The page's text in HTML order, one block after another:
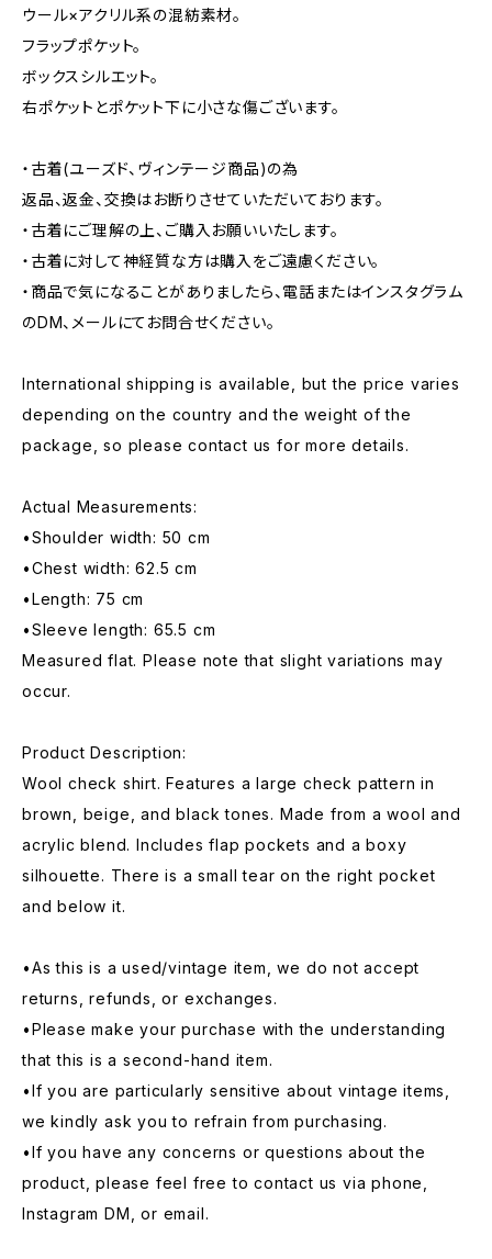
ウール×アクリル系の混紡素材。
フラップポケット。
ボックスシルエット。
右ポケットとポケット下に小さな傷ございます。
・古着(ユーズド、ヴィンテージ商品)の為
返品、返金、交換はお断りさせていただいております。
・古着にご理解の上、ご購入お願いいたします。
・古着に対して神経質な方は購入をご遠慮ください。
・商品で気になることがありましたら、電話またはインスタグラム
のDM、メールにてお問合せください。
International shipping is available, but the price varies
depending on the country and the weight of the
package, so please contact us for more details.
Actual Measurements:
•Shoulder width: 50 cm
•Chest width: 62.5 cm
•Length: 75 cm
•Sleeve length: 65.5 cm
Measured flat. Please note that slight variations may
occur.
Product Description:
Wool check shirt. Features a large check pattern in
brown, beige, and black tones. Made from a wool and
acrylic blend. Includes flap pockets and a boxy
silhouette. There is a small tear on the right pocket
and below it.
•As this is a used/vintage item, we do not accept
returns, refunds, or exchanges.
•Please make your purchase with the understanding
that this is a second-hand item.
•If you are particularly sensitive about vintage items,
we kindly ask you to refrain from purchasing.
•If you have any concerns or questions about the
product, please feel free to contact us via phone,
Instagram DM, or email.